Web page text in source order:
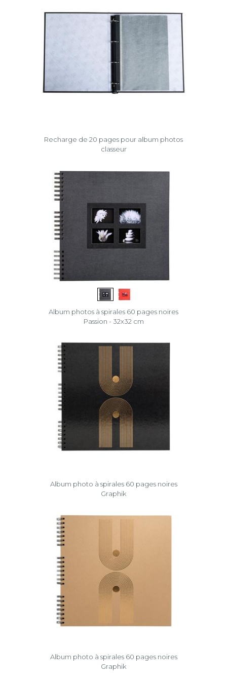
Recharge de 20 pages pour album photos
classeur
Album photos à spirales 60 pages noires
Passion - 32x32 cm
Album photo à spirales 60 pages noires
Graphik
Album photo à spirales 60 pages noires
Graphik